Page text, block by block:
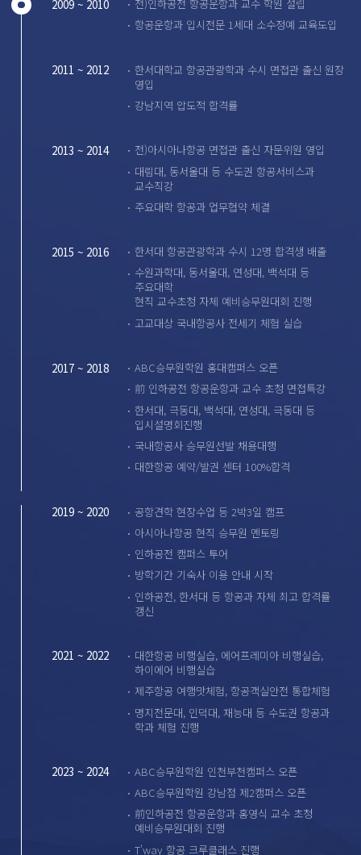
2009 ~ 2010
전)인하공전 항공운항과 교수 학원 설립
항공운항과 입시전문 1세대 소수정예 교육도입
2011 ~ 2012
한서대학교 항공관광학과 수시 면접관 출신 원장
영입
강남지역 압도적 합격률
2013 ~ 2014
전)아시아나항공 면접관 출신 자문위원 영입
대림대, 동서울대 등 수도권 항공서비스과
교수직강
주요대학 항공과 업무협약 체결
2015 ~ 2016
한서대 항공관광학과 수시 12명 합격생 배출
수원과학대, 동서울대, 연성대, 백석대 등
주요대학
현직 교수초청 자체 예비승무원대회 진행
고교대상 국내항공사 전세기 체험 실습
2017 ~ 2018
ABC승무원학원 홍대캠퍼스 오픈
前 인하공전 항공운항과 교수 초청 면접특강
한서대, 극동대, 백석대, 연성대, 극동대 등
입시설명회진행
국내항공사 승무원선발 채용대행
대한항공 예약/발권 센터 100%합격
2019 ~ 2020
공항견학 현장수업 등 2박3일 캠프
아시아나항공 현직 승무원 멘토링
인하공전 캠퍼스 투어
방학기간 기숙사 이용 안내 시작
인하공전, 한서대 등 항공과 자체 최고 합격률
갱신
2021 ~ 2022
대한항공 비행실습, 에어프레미아 비행실습,
하이에어 비행실습
제주항공 여행맛체험, 항공객실안전 통합체험
명지전문대, 인덕대, 재능대 등 수도권 항공과
학과 체험 진행
2023 ~ 2024
ABC승무원학원 인천부천캠퍼스 오픈
ABC승무원학원 강남점 제2캠퍼스 오픈
前인하공전 항공운항과 홍영식 교수 초청
예비승무원대회 진행
T'way 항공 크루클래스 진행